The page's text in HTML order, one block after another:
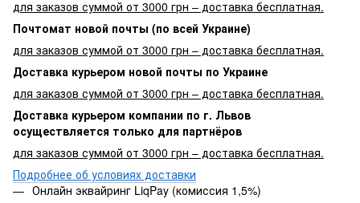
для заказов суммой от 3000 грн – доставка бесплатная.
Почтомат новой почты (по всей Украине)
для заказов суммой от 3000 грн – доставка бесплатная.
Доставка курьером новой почты по Украине
для заказов суммой от 3000 грн – доставка бесплатная.
Доставка курьером компании по г. Львов
осуществляется только для партнёров
для заказов суммой от 3000 грн – доставка бесплатная.
Подробнее об условиях доставки
Онлайн эквайринг LiqPay (комиссия 1,5%)